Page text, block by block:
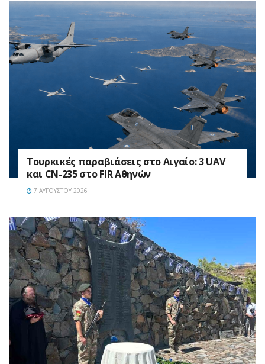
Τουρκικές παραβιάσεις στο Αιγαίο: 3 UAV
και CN-235 στο FIR Αθηνών
7 ΑΥΓΟΎΣΤΟΥ 2026